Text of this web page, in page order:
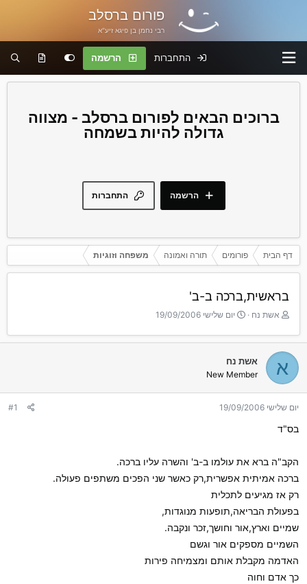
פורום ברסלב
רבי נחמן בן פיגא זיע"א
התחברות הרשמה
פורום ברסלב - מצווה
גדולה להיות בשמחה
התחברות הרשמה
דף הבית פורומים תורה ואמונה משפחה וזוגיות
בראשית,ברכה ב-ב'
T
r
e
a
d
a
r
r
אשת נח
ת
ר
ך
ה
ל
יום שלישי 19/09/2006
א אשת נח
New Member
יום שלישי 19/09/2006 #1
בס"ד
הקב"ה ברא את עולמו ב-ב' והשרה עליו ברכה.
ברכה אמיתית אפשרית,רק כאשר שני הפכים משתפים פעולה.
רק אז מגיעים לתכלית
בפעולת הבריאה,תופעות מנוגדות,
שמיים וארץ,אור וחושך,זכר ונקבה.
השמיים מספקים אור וגשם
האדמה מקבלת אותם ומצמיחה פירות
כך אדם וחוה